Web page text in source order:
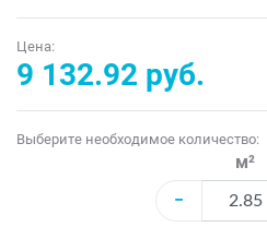
Цена:
9 132.92 руб.
Выберите необходимое количество:
м²
−